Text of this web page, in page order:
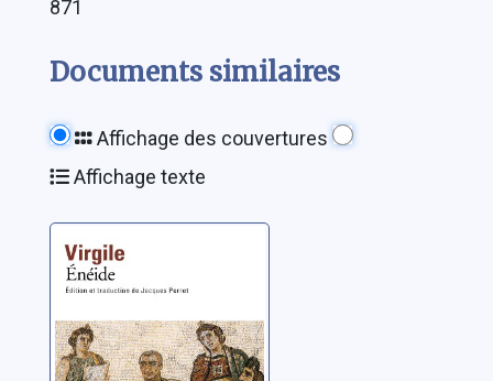
871
Documents similaires
Affichage des couvertures
Affichage texte
Enéide
Virgile (0070-0019 av.